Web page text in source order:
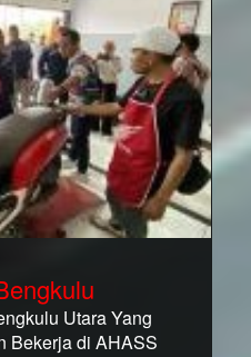
Utara Yang
Bekerja di AHASS